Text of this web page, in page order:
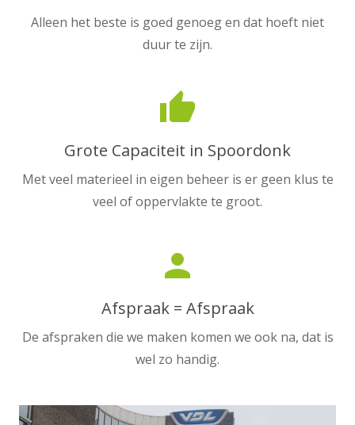
Alleen het beste is goed genoeg en dat hoeft niet
duur te zijn.
thumb_up
Grote Capaciteit in Spoordonk
Met veel materieel in eigen beheer is er geen klus te
veel of oppervlakte te groot.
person
Afspraak = Afspraak
De afspraken die we maken komen we ook na, dat is
wel zo handig.